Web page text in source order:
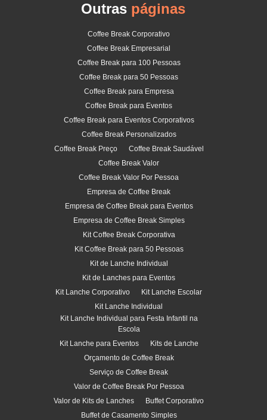
Outras páginas
Coffee Break Corporativo
Coffee Break Empresarial
Coffee Break para 100 Pessoas
Coffee Break para 50 Pessoas
Coffee Break para Empresa
Coffee Break para Eventos
Coffee Break para Eventos Corporativos
Coffee Break Personalizados
Coffee Break Preço
Coffee Break Saudável
Coffee Break Valor
Coffee Break Valor Por Pessoa
Empresa de Coffee Break
Empresa de Coffee Break para Eventos
Empresa de Coffee Break Simples
Kit Coffee Break Corporativa
Kit Coffee Break para 50 Pessoas
Kit de Lanche Individual
Kit de Lanches para Eventos
Kit Lanche Corporativo
Kit Lanche Escolar
Kit Lanche Individual
Kit Lanche Individual para Festa Infantil na
Escola
Kit Lanche para Eventos
Kits de Lanche
Orçamento de Coffee Break
Serviço de Coffee Break
Valor de Coffee Break Por Pessoa
Valor de Kits de Lanches
Buffet Corporativo
Buffet de Casamento Simples